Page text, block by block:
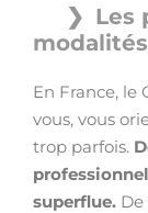
Les
En France, le
vous, vous
trop parfois.
superflue.